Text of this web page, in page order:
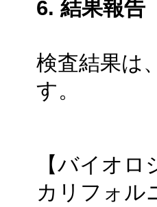
6. 結果報告
検査結果は
す。
【バイオ
カリフォル